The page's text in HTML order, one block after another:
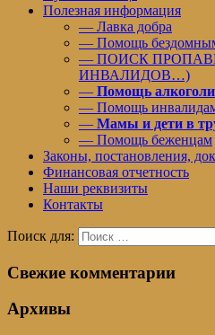
Полезная информация
— Лавка добра
— Помощь
— ПОИСК
ИНВАЛИДОВ…)
— Помощь
— Помощь
— Мамы и дети в
— Помощь беженцам
Законы, постановления,
Финансовая отчетность
Наши реквизиты
Контакты
Поиск для:
Свежие комментарии
Архивы